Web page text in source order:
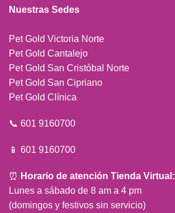
Nuestras Sedes
Pet Gold Victoria Norte
Pet Gold Cantalejo
Pet Gold San Cristóbal Norte
Pet Gold San Cipriano
Pet Gold Clínica
📞 601 9160700
📱 601 9160700
⏰ Horario de atención Tienda Virtual:
Lunes a sábado de 8 am a 4 pm
(domingos y festivos sin servicio)